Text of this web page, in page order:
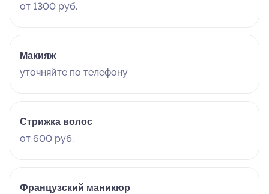
от 1300 руб.
Макияж
уточняйте по телефону
Стрижка волос
от 600 руб.
Французский маникюр